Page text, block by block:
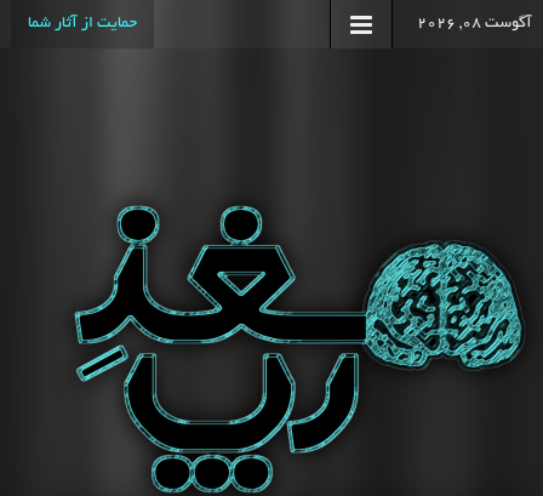
آگوست 08, 2026 حمایت از آثار شما